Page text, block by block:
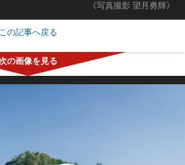
《写真撮影 望月勇輝》
この記事へ戻る